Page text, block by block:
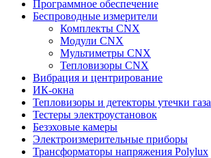
Программное обеспечение
Беспроводные измерители
Комплекты CNX
Модули CNX
Мультиметры CNX
Тепловизоры CNX
Вибрация и центрирование
ИК-окна
Тепловизоры и детекторы утечки газа
Тестеры электроустановок
Безэховые камеры
Электроизмерительные приборы
Трансформаторы напряжения Polylux